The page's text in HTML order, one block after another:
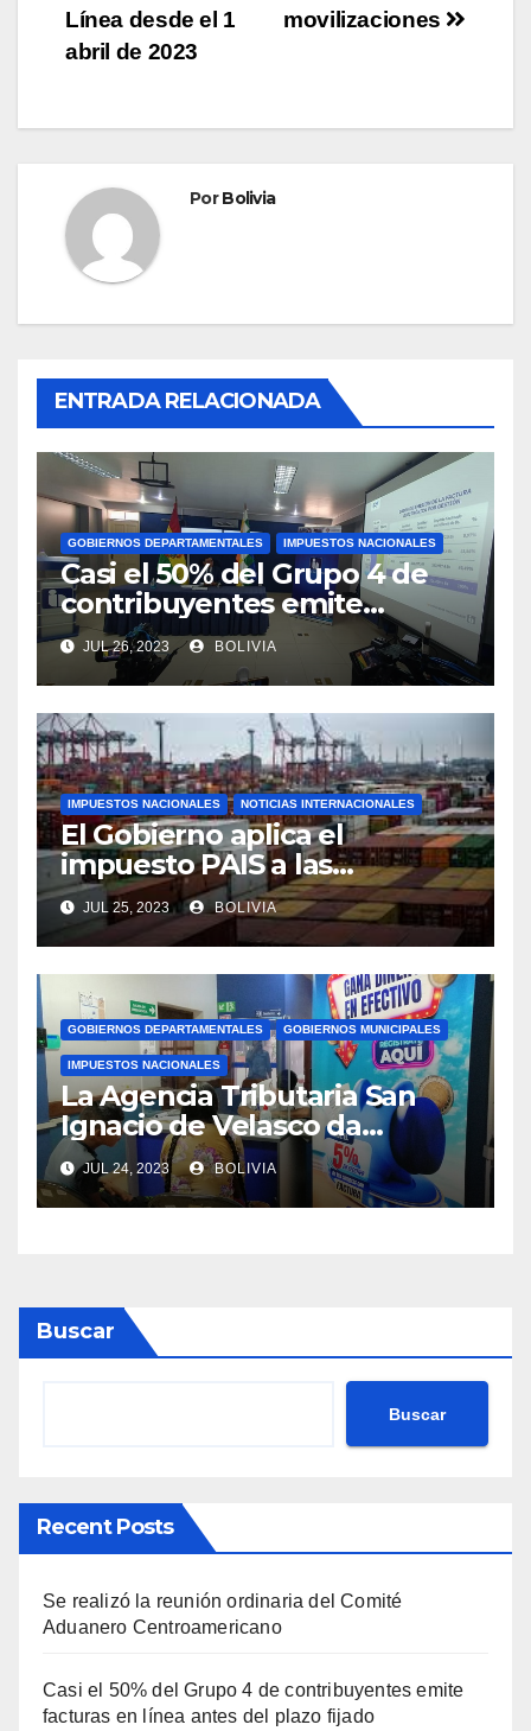
movilizaciones
Línea desde el 1
abril de 2023
PorBolivia
ENTRADA RELACIONADA
GOBIERNOS DEPARTAMENTALES IMPUESTOS NACIONALES
Casi el 50% del Grupo 4 de
contribuyentes emite
facturas en línea antes del
plazo fijado
JUL 26, 2023 BOLIVIA
IMPUESTOS NACIONALES NOTICIAS INTERNACIONALES
El Gobierno aplica el
impuesto PAIS a las
importaciones de algunos
bienes y servicios
JUL 25, 2023 BOLIVIA
GOBIERNOS DEPARTAMENTALES GOBIERNOS MUNICIPALES
IMPUESTOS NACIONALES
La Agencia Tributaria San
Ignacio de Velasco da
asistencia tributaria a
municipios aledaño
JUL 24, 2023 BOLIVIA
Buscar
Buscar
Recent Posts
Se realizó la reunión ordinaria del Comité
Aduanero Centroamericano
Casi el 50% del Grupo 4 de contribuyentes emite
facturas en línea antes del plazo fijado